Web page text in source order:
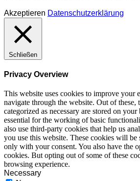
Akzeptieren Datenschutzerklärung
Schließen
Privacy Overview
This website uses cookies to improve your
navigate through the website. Out of these,
categorized as necessary are stored on
essential for the working of basic
also use third-party cookies that help us
you use this website. These cookies will
only with your consent. You also have the
cookies. But opting out of some of these
browsing experience.
Necessary